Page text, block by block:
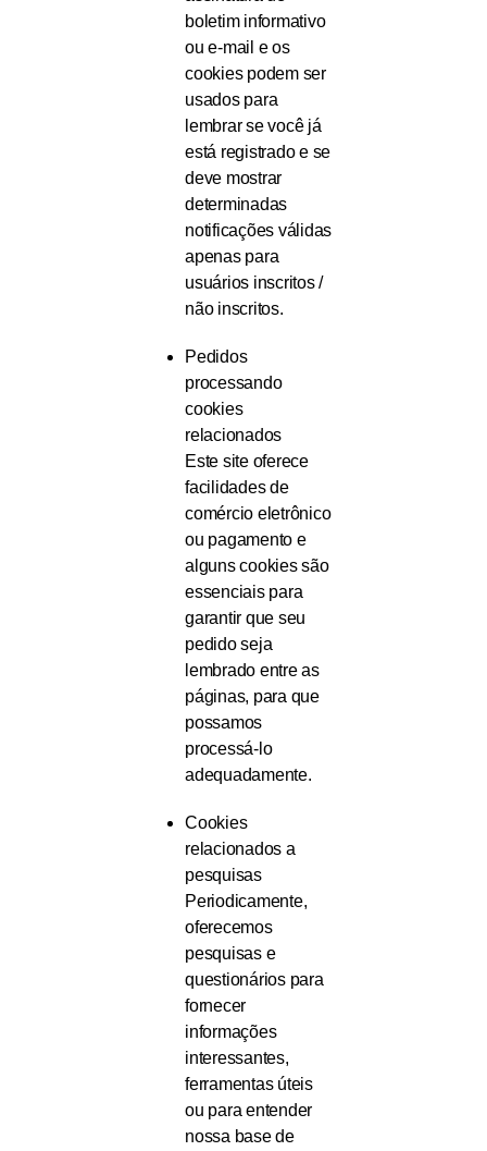
boletim informativo
ou e-mail e os
cookies podem ser
usados ​​para
lembrar se você já
está registrado e se
deve mostrar
determinadas
notificações válidas
apenas para
usuários inscritos /
não inscritos.
Pedidos
processando
cookies
relacionados
Este site oferece
facilidades de
comércio eletrônico
ou pagamento e
alguns cookies são
essenciais para
garantir que seu
pedido seja
lembrado entre as
páginas, para que
possamos
processá-lo
adequadamente.
Cookies
relacionados a
pesquisas
Periodicamente,
oferecemos
pesquisas e
questionários para
fornecer
informações
interessantes,
ferramentas úteis
ou para entender
nossa base de